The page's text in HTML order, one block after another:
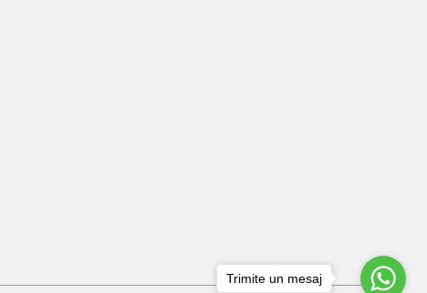
Trimite un mesaj